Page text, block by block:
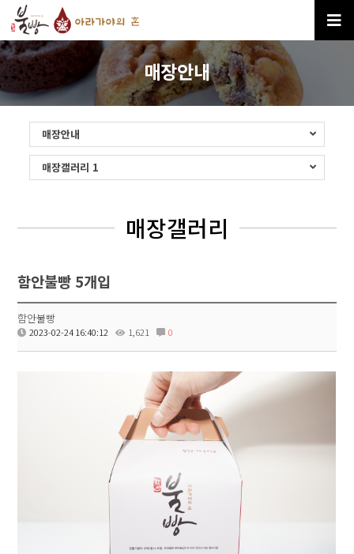
매장안내
매장안내
매장갤러리 1
매장갤러리
함안불빵 5개입
함안불빵
2023-02-24 16:40:12 1,621 0